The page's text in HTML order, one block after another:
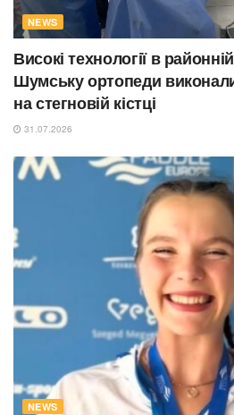
NEWS
Високі технології в
Шумську ортопеди
на стегновій кістці
31.07.2026
NEWS